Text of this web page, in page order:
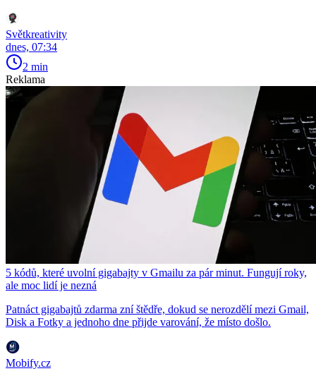
Světkreativity
dnes, 07:34
2 min
Reklama
5 kódů, které uvolní gigabajty v Gmailu za pár minut. Fungují roky,
ale moc lidí je nezná
Patnáct gigabajtů zdarma zní štědře, dokud se nerozdělí mezi Gmail,
Disk a Fotky a jednoho dne přijde varování, že místo došlo.
Mobify.cz